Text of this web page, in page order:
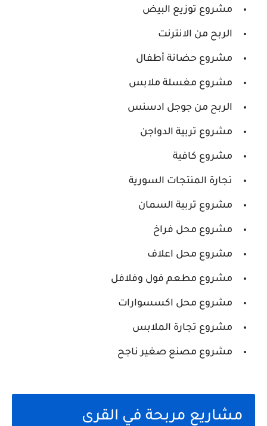
مشروع توزيع البيض
الربح من الانترنت
مشروع حضانة أطفال
مشروع مغسلة ملابس
الربح من جوجل ادسنس
مشروع تربية الدواجن
مشروع كافية
تجارة المنتجات السورية
مشروع تربية السمان
مشروع محل فراخ
مشروع محل اعلاف
مشروع مطعم فول وفلافل
مشروع محل اكسسوارات
مشروع تجارة الملابس
مشروع مصنع صغير ناجح
مشاريع مربحة في القرى